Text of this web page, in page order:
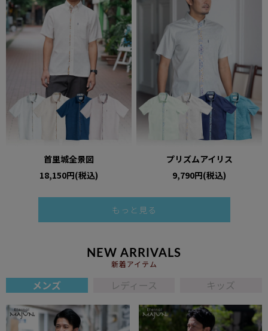
首里城全景図
18,150円(税込)
プリズムアイリス
9,790円(税込)
もっと見る
NEW ARRIVALS
新着アイテム
メンズ レディース キッズ